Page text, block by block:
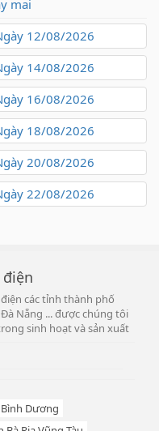
mai
12/08/2026
14/08/2026
16/08/2026
18/08/2026
20/08/2026
22/08/2026
các tỉnh thành phố
Nẵng ... được chúng tôi
sinh hoạt và sản xuất
Dương